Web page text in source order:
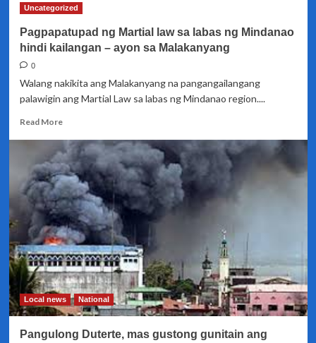
Uncategorized
Pagpapatupad ng Martial law sa labas ng Mindanao
hindi kailangan – ayon sa Malakanyang
0
Walang nakikita ang Malakanyang na pangangailangang
palawigin ang Martial Law sa labas ng Mindanao region....
Read MoreRead
about
Pagpapatupad
ng
Martial
law
sa
labas
ng
Mindanao
hindi
kailangan
–
ayon
Malakanyang
Local news National
Pangulong Duterte, mas gustong gunitain ang